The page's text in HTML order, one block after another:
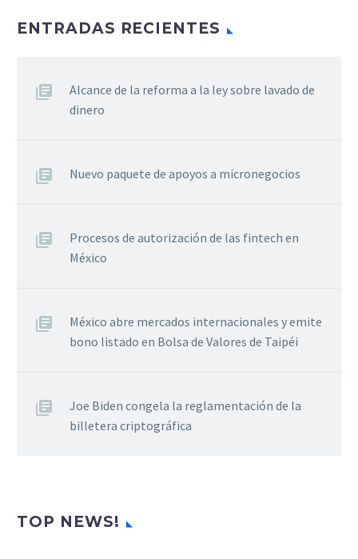
ENTRADAS RECIENTES
Alcance de la reforma a la ley sobre lavado de
dinero
Nuevo paquete de apoyos a micronegocios
Procesos de autorización de las fintech en
México
México abre mercados internacionales y emite
bono listado en Bolsa de Valores de Taipéi
Joe Biden congela la reglamentación de la
billetera criptográfica
TOP NEWS!